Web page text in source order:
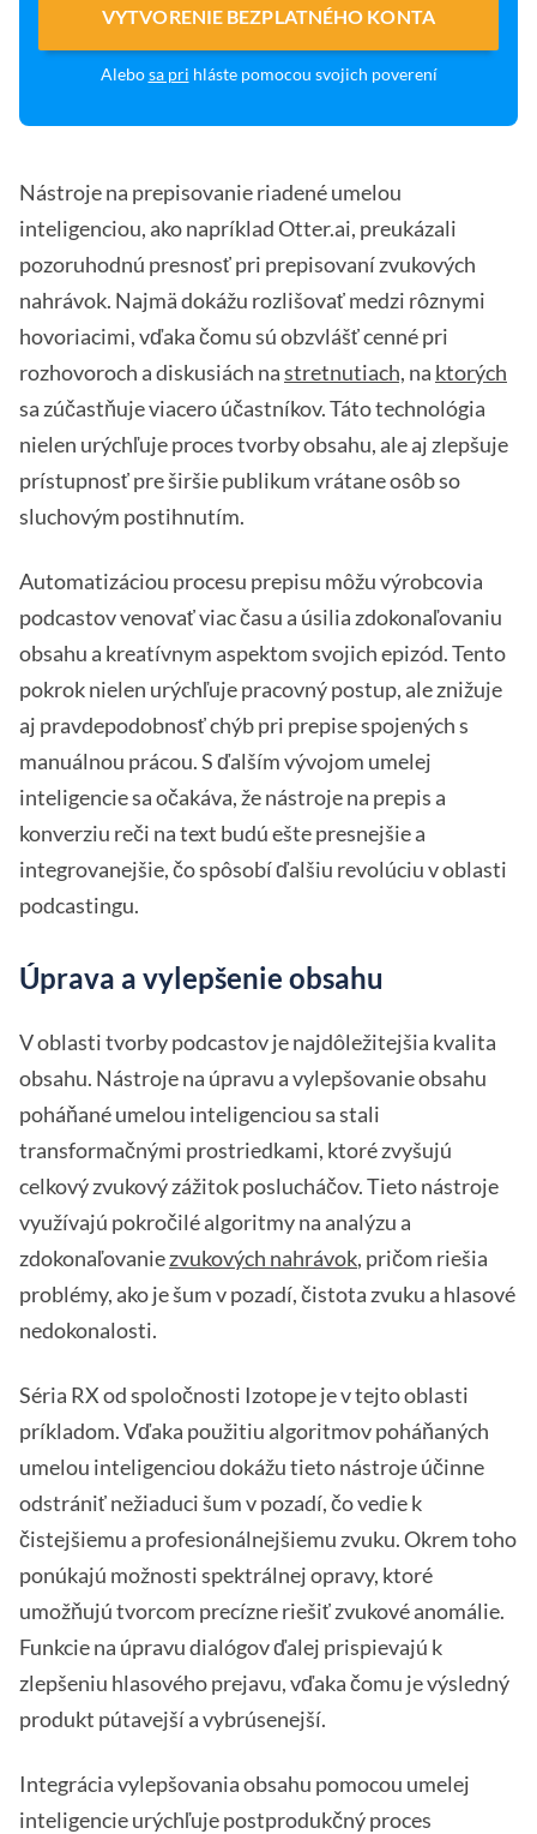
VYTVORENIE BEZPLATNÉHO KONTA
Alebosa pri hláste pomocou svojich poverení
Nástroje na prepisovanie riadené umelou
inteligenciou, ako napríklad Otter.ai, preukázali
pozoruhodnú presnosť pri prepisovaní zvukových
nahrávok. Najmä dokážu rozlišovať medzi rôznymi
hovoriacimi, vďaka čomu sú obzvlášť cenné pri
rozhovoroch a diskusiách nastretnutiach, na ktorých
sa zúčastňuje viacero účastníkov. Táto technológia
nielen urýchľuje proces tvorby obsahu, ale aj zlepšuje
prístupnosť pre širšie publikum vrátane osôb so
sluchovým postihnutím.
Automatizáciou procesu prepisu môžu výrobcovia
podcastov venovať viac času a úsilia zdokonaľovaniu
obsahu a kreatívnym aspektom svojich epizód. Tento
pokrok nielen urýchľuje pracovný postup, ale znižuje
aj pravdepodobnosť chýb pri prepise spojených s
manuálnou prácou. S ďalším vývojom umelej
inteligencie sa očakáva, že nástroje na prepis a
konverziu reči na text budú ešte presnejšie a
integrovanejšie, čo spôsobí ďalšiu revolúciu v oblasti
podcastingu.
Úprava a vylepšenie obsahu
V oblasti tvorby podcastov je najdôležitejšia kvalita
obsahu. Nástroje na úpravu a vylepšovanie obsahu
poháňané umelou inteligenciou sa stali
transformačnými prostriedkami, ktoré zvyšujú
celkový zvukový zážitok poslucháčov. Tieto nástroje
využívajú pokročilé algoritmy na analýzu a
zdokonaľovaniezvukových nahrávok, pričom riešia
problémy, ako je šum v pozadí, čistota zvuku a hlasové
nedokonalosti.
Séria RX od spoločnosti Izotope je v tejto oblasti
príkladom. Vďaka použitiu algoritmov poháňaných
umelou inteligenciou dokážu tieto nástroje účinne
odstrániť nežiaduci šum v pozadí, čo vedie k
čistejšiemu a profesionálnejšiemu zvuku. Okrem toho
ponúkajú možnosti spektrálnej opravy, ktoré
umožňujú tvorcom precízne riešiť zvukové anomálie.
Funkcie na úpravu dialógov ďalej prispievajú k
zlepšeniu hlasového prejavu, vďaka čomu je výsledný
produkt pútavejší a vybrúsenejší.
Integrácia vylepšovania obsahu pomocou umelej
inteligencie urýchľuje postprodukčný proces